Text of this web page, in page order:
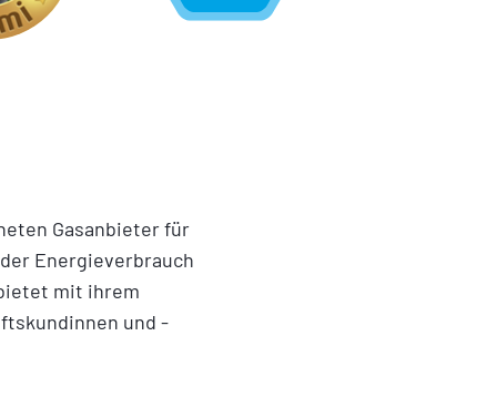
Gasanbieter für
Energieverbrauch
mit ihrem
und -